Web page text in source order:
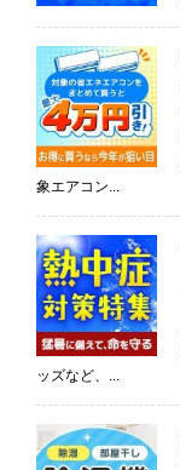
象エアコン...
ッズなど、...